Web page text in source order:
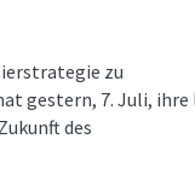
zu
gestern, 7. Juli, ihre
des